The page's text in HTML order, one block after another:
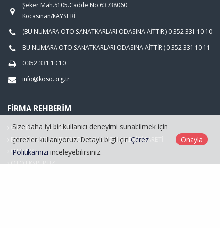
Şeker Mah.6105.Cadde No:63 /38060
Kocasinan/KAYSERİ
(BU NUMARA OTO SANATKARLARI ODASINA AİTTİR.) 0 352 331 10 10
BU NUMARA OTO SANATKARLARI ODASINA AİTTİR.) 0 352 331 10 11
0 352 331 10 10
info@koso.org.tr
FIRMA REHBERIM
OTO BAKIM SERVİSCİLİĞİ
FOTOĞRAFÇILIK VE FOTOĞRAF MALZEMELERİ TİCARETİ
OTO LPG
OTO EKSPERTİZ
Size daha iyi bir kullanıcı deneyimi sunabilmek için
çerezler kullanıyoruz. Detaylı bilgi için Çerez
Politikamızı inceleyebilirsiniz.
Onayla